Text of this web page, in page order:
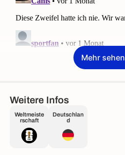
Mehr sehen
Weitere Infos
Weltmeiste
rschaft
Deutschlan
d